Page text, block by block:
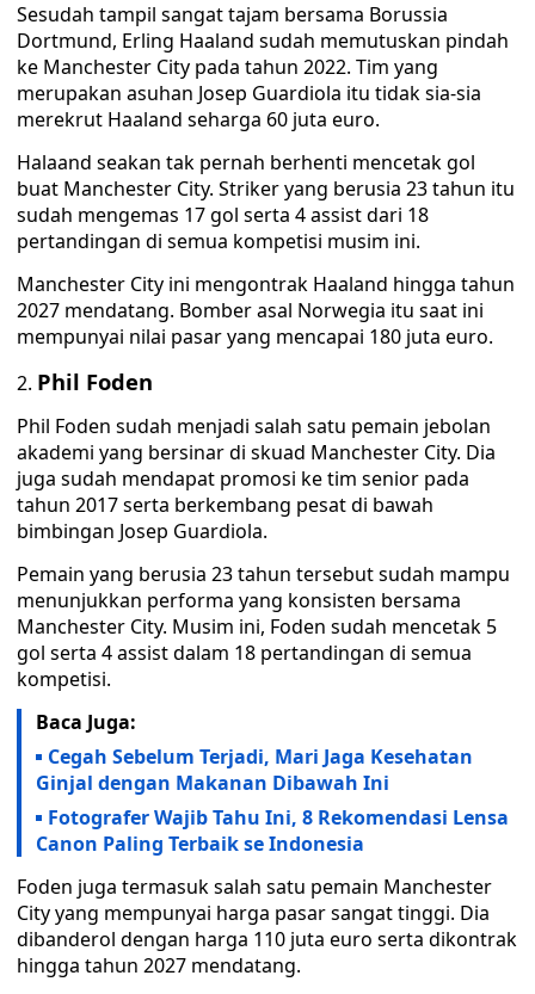
Sesudah tampil sangat tajam bersama Borussia
Dortmund, Erling Haaland sudah memutuskan pindah
ke Manchester City pada tahun 2022. Tim yang
merupakan asuhan Josep Guardiola itu tidak sia-sia
merekrut Haaland seharga 60 juta euro.
Halaand seakan tak pernah berhenti mencetak gol
buat Manchester City. Striker yang berusia 23 tahun itu
sudah mengemas 17 gol serta 4 assist dari 18
pertandingan di semua kompetisi musim ini.
Manchester City ini mengontrak Haaland hingga tahun
2027 mendatang. Bomber asal Norwegia itu saat ini
mempunyai nilai pasar yang mencapai 180 juta euro.
Phil Foden
Phil Foden sudah menjadi salah satu pemain jebolan
akademi yang bersinar di skuad Manchester City. Dia
juga sudah mendapat promosi ke tim senior pada
tahun 2017 serta berkembang pesat di bawah
bimbingan Josep Guardiola.
Pemain yang berusia 23 tahun tersebut sudah mampu
menunjukkan performa yang konsisten bersama
Manchester City. Musim ini, Foden sudah mencetak 5
gol serta 4 assist dalam 18 pertandingan di semua
kompetisi.
Baca Juga:
Cegah Sebelum Terjadi, Mari Jaga Kesehatan
Ginjal dengan Makanan Dibawah Ini
Fotografer Wajib Tahu Ini, 8 Rekomendasi Lensa
Canon Paling Terbaik se Indonesia
Foden juga termasuk salah satu pemain Manchester
City yang mempunyai harga pasar sangat tinggi. Dia
dibanderol dengan harga 110 juta euro serta dikontrak
hingga tahun 2027 mendatang.